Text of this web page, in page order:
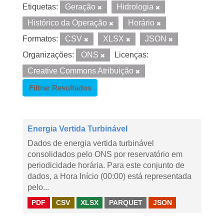
Etiquetas: Geração
Hidrologia
Histórico da Operação
Horário
Formatos:
CSV XLSX
JSON
Organizações:
ONS
Licenças:
Creative Commons Atribuição
Filtrar Resultados
Energia Vertida Turbinável
Dados de energia vertida turbinável
consolidados pelo ONS por reservatório em
periodicidade horária. Para este conjunto de
dados, a Hora Início (00:00) está representada
pelo...
PDF CSV XLSX PARQUET JSON